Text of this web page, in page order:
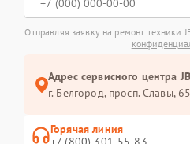
Отправляя заявку на ремонт техники
Адрес сервисного центра
г. Белгород, просп. Славы,
Горячая линия